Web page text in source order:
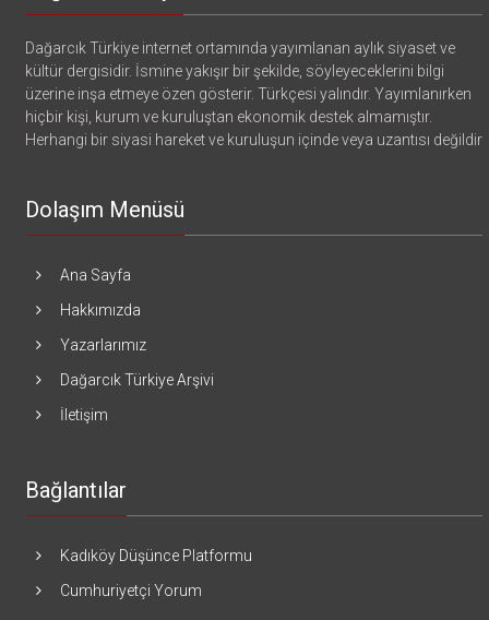
Dağarcık Türkiye internet ortamında yayımlanan aylık siyaset ve
kültür dergisidir. İsmine yakışır bir şekilde, söyleyeceklerini bilgi
üzerine inşa etmeye özen gösterir. Türkçesi yalındır. Yayımlanırken
hiçbir kişi, kurum ve kuruluştan ekonomik destek almamıştır.
Herhangi bir siyasi hareket ve kuruluşun içinde veya uzantısı değildir
Dolaşım Menüsü
Ana Sayfa
Hakkımızda
Yazarlarımız
Dağarcık Türkiye Arşivi
İletişim
Bağlantılar
Kadıköy Düşünce Platformu
Cumhuriyetçi Yorum